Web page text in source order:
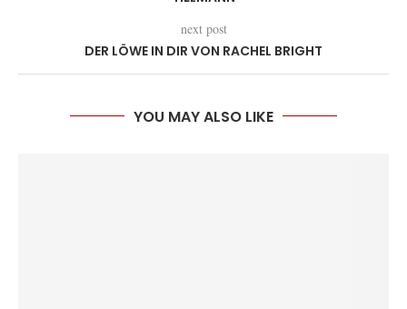
next post
DER LÖWE IN DIR VON RACHEL BRIGHT
YOU MAY ALSO LIKE